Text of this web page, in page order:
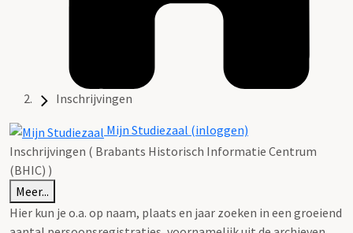
Inschrijvingen
Mijn Studiezaal (inloggen)
Inschrijvingen ( Brabants Historisch Informatie Centrum
(BHIC) )
Meer...
Hier kun je o.a. op naam, plaats en jaar zoeken in een groeiend